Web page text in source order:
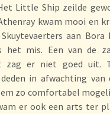
Little Ship zeilde
kwam mooi en
aan Bora
het mis. Een van de
er niet goed uit.
in afwachting van
zo comfortabel
er ook een arts ter